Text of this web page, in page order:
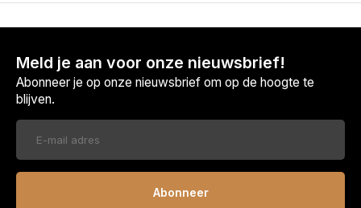
Meld je aan voor onze nieuwsbrief!
Abonneer je op onze nieuwsbrief om op de hoogte te
blijven.
Abonneer